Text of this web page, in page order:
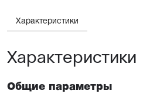
Характеристики
Характеристики
Общие параметры